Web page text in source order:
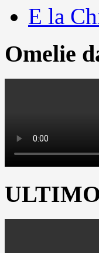
E la
Omelie